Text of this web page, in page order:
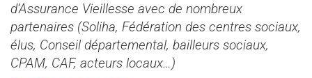
d’Assurance Vieillesse avec de nombreux
partenaires (Soliha, Fédération des centres sociaux,
élus, Conseil départemental, bailleurs sociaux,
CPAM, CAF, acteurs locaux…)